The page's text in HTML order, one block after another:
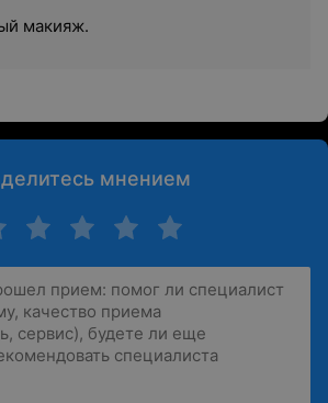
макияж.
мнением